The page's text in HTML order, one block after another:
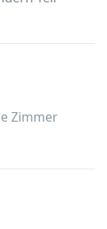
Zimmer